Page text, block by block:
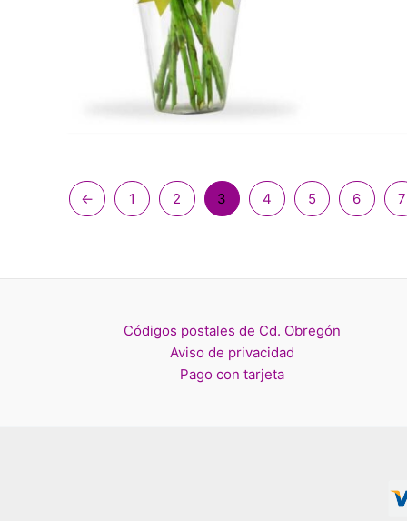
← 1 2 3 4 5 6 7
Códigos postales de Cd. Obregón
Aviso de privacidad
Pago con tarjeta